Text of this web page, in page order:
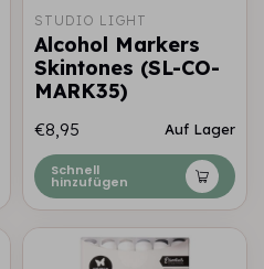
STUDIO LIGHT
Alcohol Markers
Skintones (SL-CO-
MARK35)
€8,95 Auf Lager
Schnell
hinzufügen